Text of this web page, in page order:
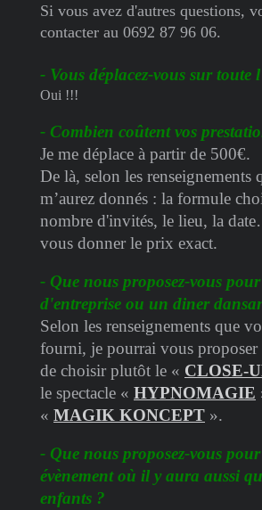
Si vous avez d'autres questions,
contacter au 0692 87 96 06.
- Vous déplacez-vous sur toute
Oui !!!
- Combien coûtent vos
Je me déplace à partir de 500€.
De là, selon les renseignements
m’aurez donnés : la formule
nombre d'invités, le lieu, la
vous donner le prix exact.
- Que nous proposez-vous
d'entreprise ou un diner
Selon les renseignements que
fourni, je pourrai vous proposer
de choisir plutôt le « CLOSE-
le spectacle « HYPNOMAGIE
« MAGIK KONCEPT ».
- Que nous proposez-vous
évènement où il y aura aussi
enfants ?